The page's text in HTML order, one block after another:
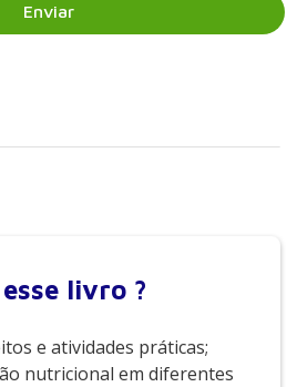
Enviar
livro ?
e atividades práticas;
nutricional em diferentes